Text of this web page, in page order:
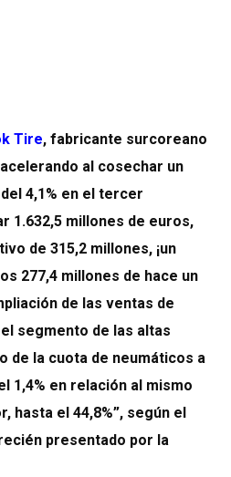
Tire, fabricante surcoreano
al cosechar un
4,1% en el tercer
1.632,5 millones de euros,
de 315,2 millones, ¡un
277,4 millones de hace un
de las ventas de
segmento de las altas
de la cuota de neumáticos a
1,4% en relación al mismo
hasta el 44,8%”, según el
presentado por la